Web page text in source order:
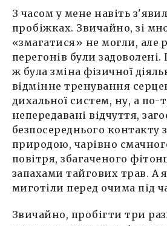
З часом у мене навіть
пробіжках. Звичайно, зі
«змагатися» не могли, але
перегонів були
ж була зміна фізичної
відмінне тренування
дихальної систем, ну, а по-
непередавані відчуття,
безпосереднього контакту
природою, чарівно
повітря, збагаченого
запахами тайгових трав. А
миготіли перед очима під
Звичайно, пробігти три